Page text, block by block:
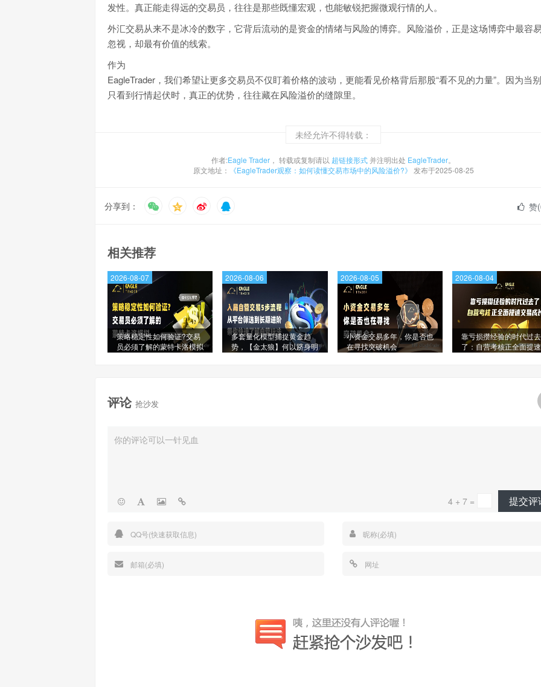
发性。真正能走得远的交易员，往往是那些既懂宏观，也能敏锐把握微观行情的人。
外汇交易从来不是冰冷的数字，它背后流动的是资金的情绪与风险的博弈。风险溢价，正是这场博弈中最容
忽视，却最有价值的线索。
作为
EagleTrader，我们希望让更多交易员不仅盯着价格的波动，更能看见价格背后那股“看不见的力量”。因为当
只看到行情起伏时，真正的优势，往往藏在风险溢价的缝隙里。
未经允许不得转载：
作者:Eagle Trader ， 转载或复制请以 超链接形式并注明出处 EagleTrader。
原文地址：
《EagleTrader观察：如何读懂交易市场中的风险溢价?》 发布于2025-08-25
分享到： 赞(
相关推荐
策略稳定性如何验证?交易
员必须了解的蒙特卡洛模拟
2026-08-07
多套量化模型捕捉黄金趋
势，【金太狼】何以跻身明
2026-08-06
小资金交易多年，你是否也
在寻找突破机会
2026-08-05
靠亏损攒经验的时代过去
了：自营考核正全面提
2026-08-04
评论 抢沙发
4 + 7 = 提交评